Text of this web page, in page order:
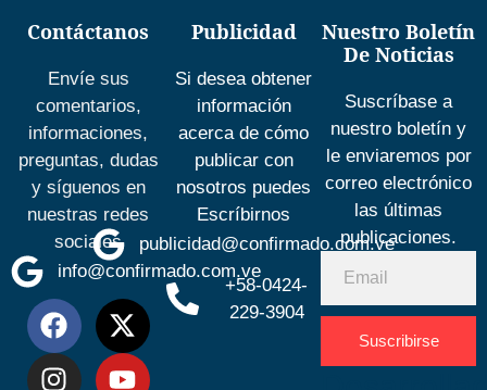
Contáctanos
Envíe sus
comentarios,
informaciones,
preguntas, dudas
y síguenos en
nuestras redes
sociales
info@confirmado.com.ve
Publicidad
Si desea obtener
información
acerca de cómo
publicar con
nosotros puedes
Escríbirnos
publicidad@confirmado.com.ve
+58-0424-
229-3904
Nuestro Boletín
De Noticias
Suscríbase a
nuestro boletín y
le enviaremos por
correo electrónico
las últimas
publicaciones.
Suscribirse